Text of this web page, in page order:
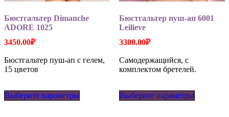
Бюстгальтер Dimanche
ADORE 1025
3450.00₽
Бюстгальтер пуш-ап с гелем,
15 цветов
Выберите параметры
Бюстгальтер пуш-ап 6001
Leilieve
3300.00₽
Самодержащийся, с
комплектом бретелей.
Выберите параметры